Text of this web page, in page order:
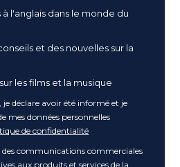
l'anglais dans le monde du
et des nouvelles sur la
les films et la musique
je déclare avoir été informé et je
mes données personnelles
de confidentialité
des communications commerciales
aux produits et services de la